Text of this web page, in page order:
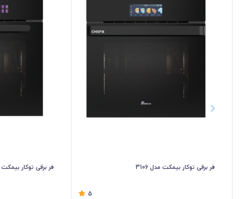
فر برقی توکار بیمکث مدل 3106
5
فر برقی توکار بیمکث